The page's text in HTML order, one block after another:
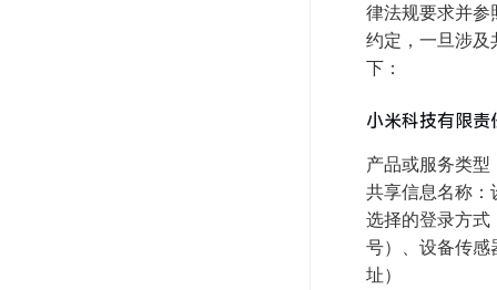
律法规要求并参
约定，一旦涉及
下：
小米科技有限责
产品或服务类型
共享信息名称
选择的登录方
号）、设备传
址）